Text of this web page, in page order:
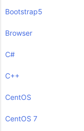
Bootstrap5
Browser
C#
C++
CentOS
CentOS 7